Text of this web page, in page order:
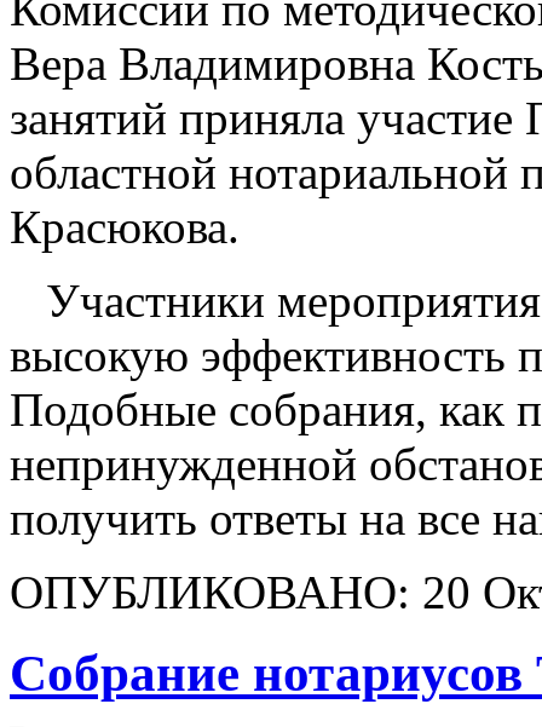
Вера Владимировна
занятий приняла
областной нотариальной
Красюкова.
Участники
высокую эффективность
Подобные собрания, как
непринужденной
получить ответы на все
ОПУБЛИКОВАНО: 20
Собрание